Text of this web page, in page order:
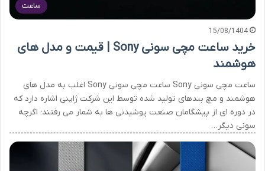
ساعت
15/08/1404
خرید ساعت مچی سونی Sony | قیمت و مدل های
هوشمند
ساعت مچی سونی Sony ساعت مچی سونی Sony اغلب به مدل های
هوشمند و مچ بندهای تولید شده توسط این شرکت ژاپنی اشاره دارد که
در دوره ای از پیشگامان صنعت پوشیدنی ها به شمار می رفتند؛ اگرچه
سونی دیگر…